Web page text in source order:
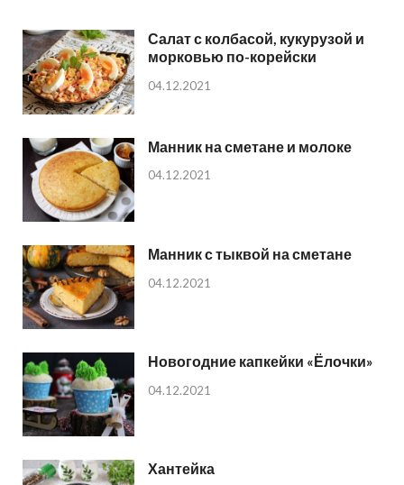
Салат с колбасой, кукурузой и
морковью по-корейски
04.12.2021
Манник на сметане и молоке
04.12.2021
Манник с тыквой на сметане
04.12.2021
Новогодние капкейки «Ёлочки»
04.12.2021
Хантейка